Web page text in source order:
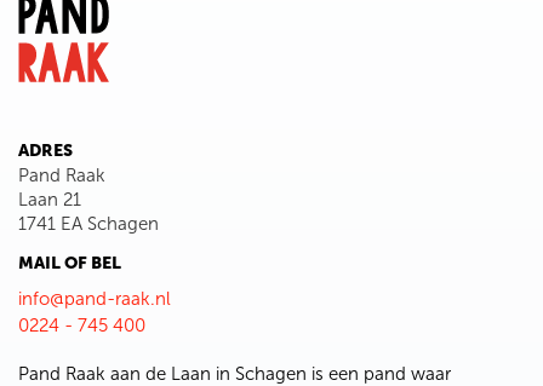
ADRES
Pand Raak
Laan 21
1741 EA Schagen
MAIL OF BEL
info@pand-raak.nl
0224 - 745 400
Pand Raak aan de Laan in Schagen is een pand waar